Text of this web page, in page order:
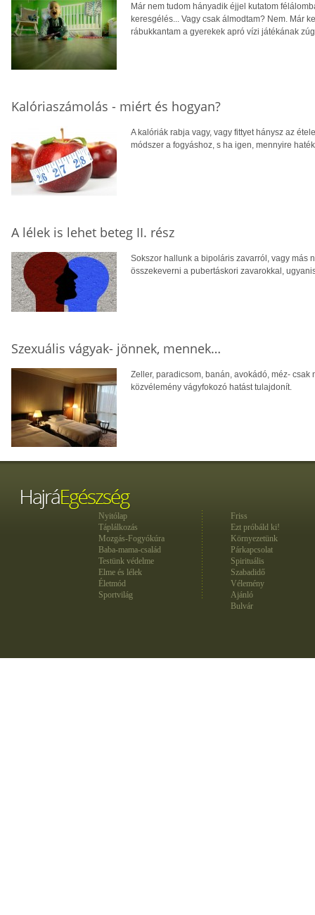
Már nem tudom hányadik éjjel kutatom
keresgélés... Vagy csak álmodtam? Nem. Már
rábukkantam a gyerekek apró vízi játékának
Kalóriaszámolás - miért és hogyan?
A kalóriák rabja vagy, vagy fittyet hánysz az
módszer a fogyáshoz, s ha igen, mennyire
A lélek is lehet beteg II. rész
Sokszor hallunk a bipoláris zavarról, vagy más
összekeverni a pubertáskori zavarokkal,
Szexuális vágyak- jönnek, mennek…
Zeller, paradicsom, banán, avokádó, méz-
közvélemény vágyfokozó hatást tulajdonít.
Nyitólap
Táplálkozás
Mozgás-Fogyókúra
Baba-mama-család
Testünk védelme
Elme és lélek
Életmód
Sportvilág
Friss
Ezt próbáld ki!
Környezetünk
Párkapcsolat
Spirituális
Szabadidő
Vélemény
Ajánló
Bulvár